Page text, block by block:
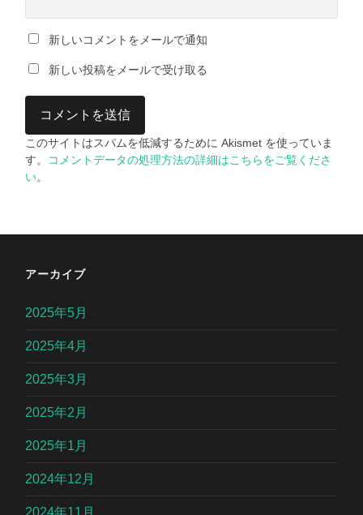
新しいコメントをメールで通知
新しい投稿をメールで受け取る
このサイトはスパムを低減するために Akismet を使っていま
す。
コメントデータの処理方法の詳細はこちらをご覧くださ
い。
アーカイブ
2025年5月
2025年4月
2025年3月
2025年2月
2025年1月
2024年12月